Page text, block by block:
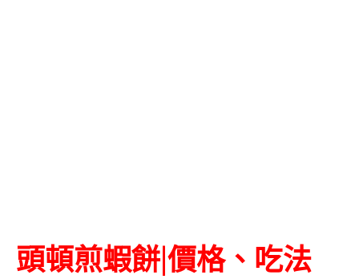
頭頓煎蝦餅|價格、吃法